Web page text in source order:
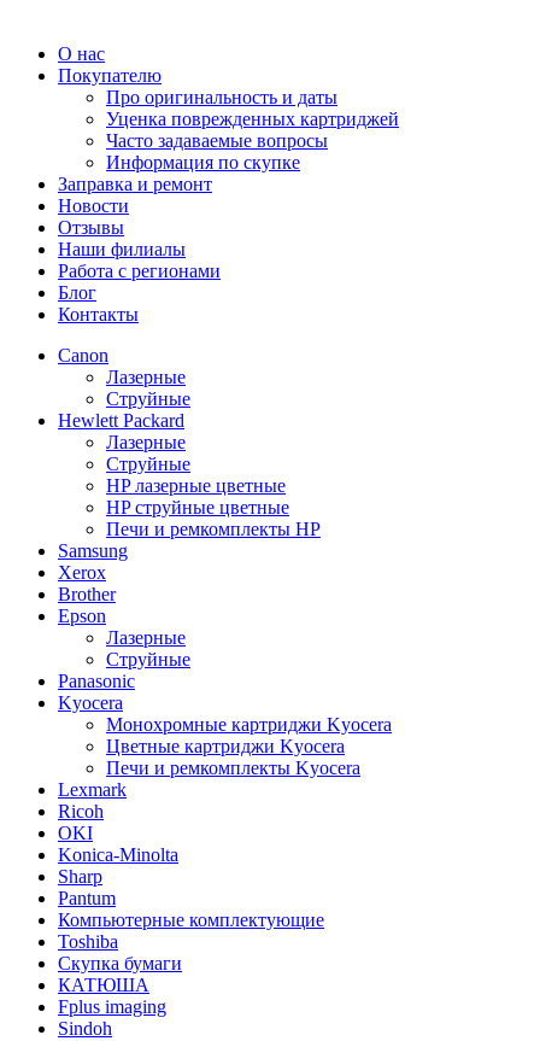
О нас
Покупателю
Про оригинальность и даты
Уценка поврежденных картриджей
Часто задаваемые вопросы
Информация по скупке
Заправка и ремонт
Новости
Отзывы
Наши филиалы
Работа с регионами
Блог
Контакты
Canon
Лазерные
Струйные
Hewlett Packard
Лазерные
Струйные
HP лазерные цветные
HP струйные цветные
Печи и ремкомплекты HP
Samsung
Xerox
Brother
Epson
Лазерные
Струйные
Panasonic
Kyocera
Монохромные картриджи Kyocera
Цветные картриджи Kyocera
Печи и ремкомплекты Kyocera
Lexmark
Ricoh
OKI
Konica-Minolta
Sharp
Pantum
Компьютерные комплектующие
Toshiba
Скупка бумаги
КАТЮША
Fplus imaging
Sindoh